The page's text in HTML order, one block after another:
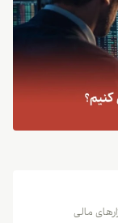
مالی